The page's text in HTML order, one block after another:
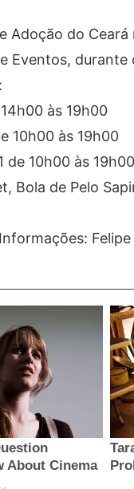
Adoção do
Eventos, durante
às 19h00
10h00 às 19h00
de 10h00 às 19h00
Bola de Pelo